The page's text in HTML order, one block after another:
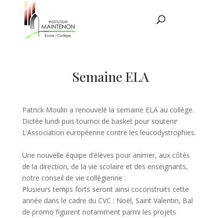
Semaine ELA
Patrick Moulin a renouvelé la semaine ELA au collège.
Dictée lundi puis tournoi de basket pour soutenir
L’Association européenne contre les leucodystrophies.
Une nouvelle équipe d’élèves pour animer, aux côtés
de la direction, de la vie scolaire et des enseignants,
notre conseil de vie collégienne :
Plusieurs temps forts seront ainsi coconstruits cette
année dans le cadre du CVC : Noël, Saint Valentin, Bal
de promo figurent notamment parmi les projets